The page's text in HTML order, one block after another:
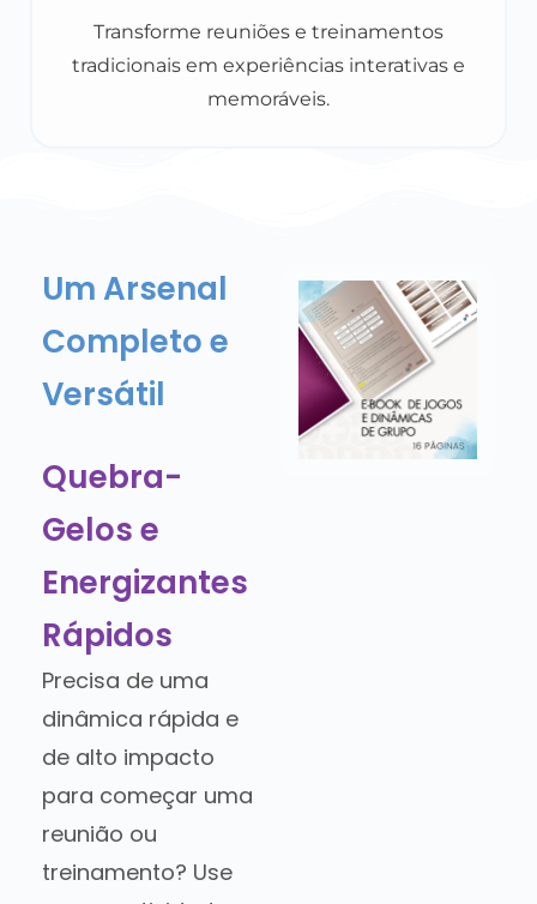
Transforme reuniões e treinamentos
tradicionais em experiências interativas e
memoráveis.
Um Arsenal
Completo e
Versátil
Quebra-
Gelos e
Energizantes
Rápidos
Precisa de uma
dinâmica rápida e
de alto impacto
para começar uma
reunião ou
treinamento? Use